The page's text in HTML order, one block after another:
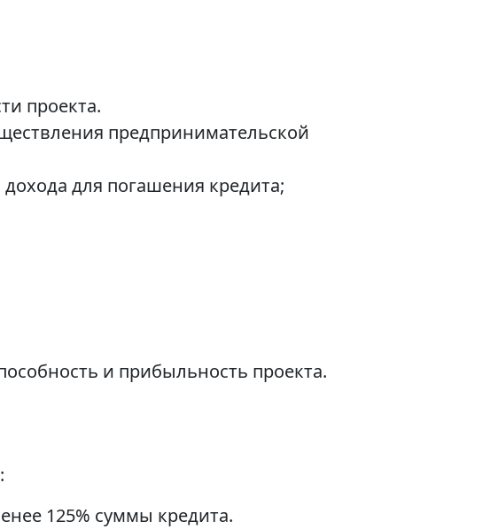
проекта.
предпринимательской
для погашения кредита;
и прибыльность проекта.
125% суммы кредита.